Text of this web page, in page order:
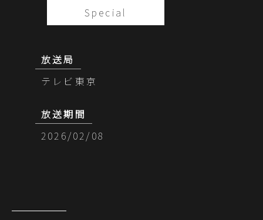
Special
放送局
テレビ東京
放送期間
2026/02/08